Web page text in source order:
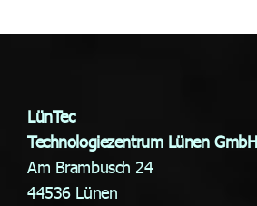
LünTec
Technologiezentrum Lünen GmbH
Am Brambusch 24
44536 Lünen